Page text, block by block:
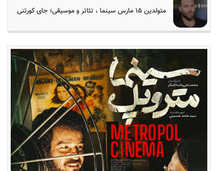
متولدین ۱۵ مارس سینما ، تئاتر و موسیقی؛ جای کورتنی